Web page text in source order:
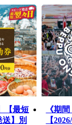
れており、100
、世界的に有
よる⾳楽祭、
れに異なる趣
しむことがで
、大分県唯一
人気のひとつ
【最短
】別
《期
【